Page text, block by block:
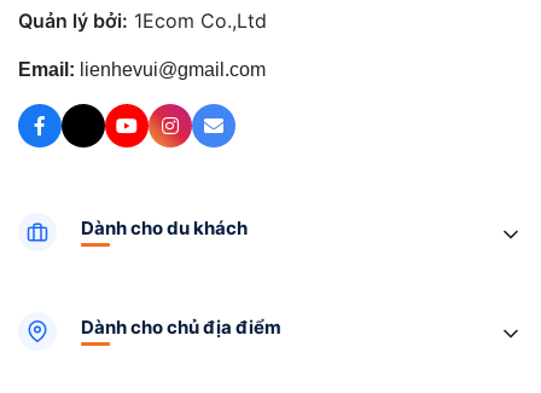
Quản lý bởi: 1Ecom Co.,Ltd
Email: lienhevui@gmail.com
Dành cho du khách
Dành cho chủ địa điểm